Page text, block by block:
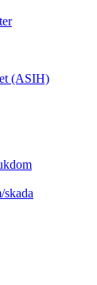
(ASIH)
skada